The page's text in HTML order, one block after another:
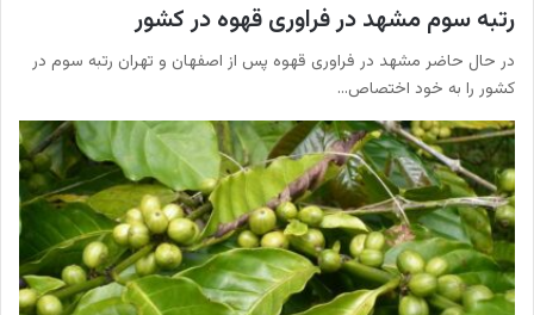
رتبه سوم مشهد در فراوری قهوه در کشور
در حال حاضر مشهد در فراوری قهوه پس از اصفهان و تهران رتبه سوم در
کشور را به خود اختصاص…